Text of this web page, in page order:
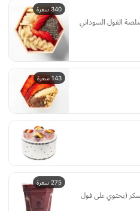
340 سعرة
صلصة الفول السوداني
143 سعرة
275 سعرة
سكر (يحتوي على فول